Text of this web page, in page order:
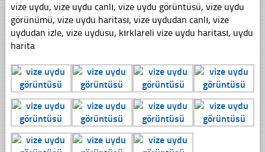
vize uydu, vize uydu canlı, vize uydu görüntüsü, vize uydu
görünümü, vize uydu haritası, vize uydudan canlı, vize
uydudan izle, vize uydusu, kırklareli vize uydu haritası, uydu
harita